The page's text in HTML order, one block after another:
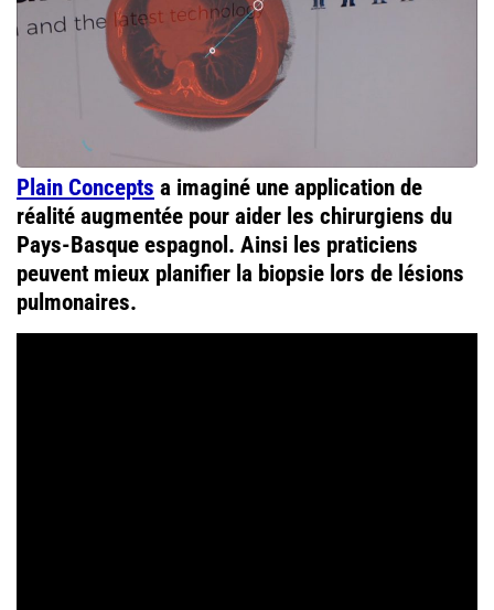
Plain Concepts a imaginé une application de
réalité augmentée pour aider les chirurgiens du
Pays-Basque espagnol. Ainsi les praticiens
peuvent mieux planifier la biopsie lors de lésions
pulmonaires.